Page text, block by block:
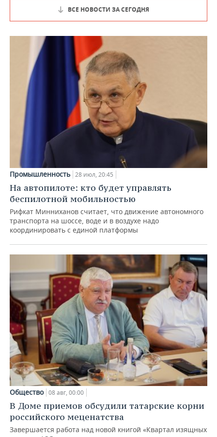
ВСЕ НОВОСТИ ЗА СЕГОДНЯ
Промышленность 28 июл, 20:45
На автопилоте: кто будет управлять
беспилотной мобильностью
Рифкат Минниханов считает, что движение автономного
транспорта на шоссе, воде и в воздухе надо
координировать с единой платформы
Общество 08 авг, 00:00
В Доме приемов обсудили татарские корни
российского меценатства
Завершается работа над новой книгой «Квартал изящных